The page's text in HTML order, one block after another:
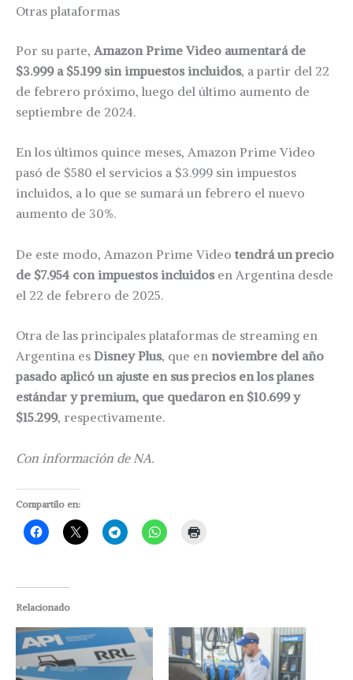
Otras plataformas
Por su parte, Amazon Prime Video aumentará de
$3.999 a $5.199 sin impuestos incluidos, a partir del 22
de febrero próximo, luego del último aumento de
septiembre de 2024.
En los últimos quince meses, Amazon Prime Video
pasó de $580 el servicios a $3.999 sin impuestos
incluidos, a lo que se sumará un febrero el nuevo
aumento de 30%.
De este modo, Amazon Prime Video tendrá un precio
de $7.954 con impuestos incluidosen Argentina desde
el 22 de febrero de 2025.
Otra de las principales plataformas de streaming en
Argentina es Disney Plus, que en noviembre del año
pasado aplicó un ajuste en sus precios en los planes
estándar y premium, que quedaron en $10.699 y
$15.299, respectivamente.
Con información de NA.
Compartilo en:
Relacionado